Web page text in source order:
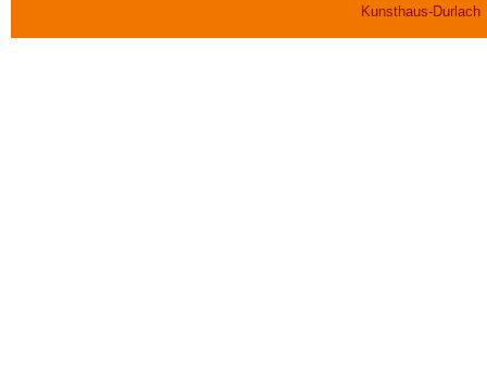
Kunsthaus-Durlach